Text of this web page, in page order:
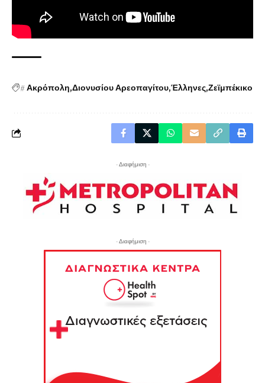
#Ακρόπολη Διονυσίου Αρεοπαγίτου Έλληνες Ζεϊμπέκικο
- Διαφήμιση -
- Διαφήμιση -